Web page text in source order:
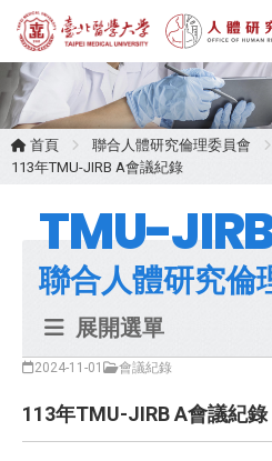
首頁 聯合人體研究倫理委員會
113年TMU-JIRB A會議紀錄
TMU-JIRB
聯合人體研究倫
展開選單
2024-11-01 會議紀錄
113年TMU-JIRB A會議紀錄